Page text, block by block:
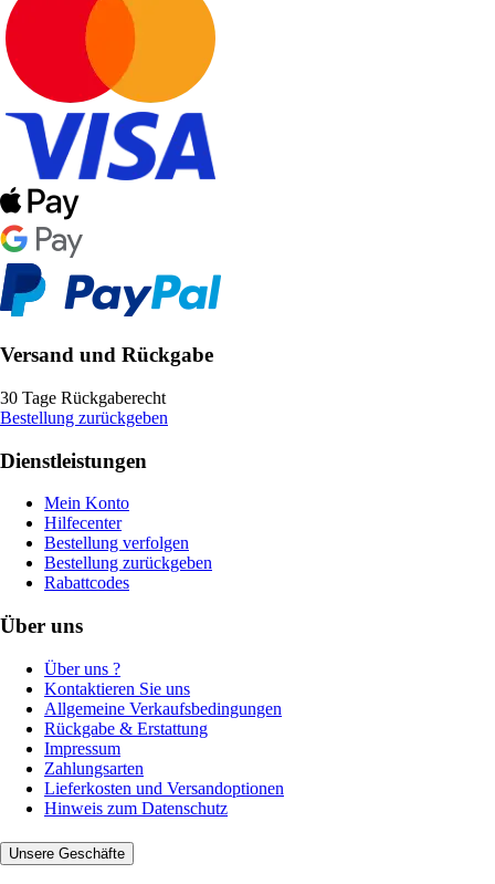
Versand und Rückgabe
30 Tage Rückgaberecht
Bestellung zurückgeben
Dienstleistungen
Mein Konto
Hilfecenter
Bestellung verfolgen
Bestellung zurückgeben
Rabattcodes
Über uns
Über uns ?
Kontaktieren Sie uns
Allgemeine Verkaufsbedingungen
Rückgabe & Erstattung
Impressum
Zahlungsarten
Lieferkosten und Versandoptionen
Hinweis zum Datenschutz
Unsere Geschäfte